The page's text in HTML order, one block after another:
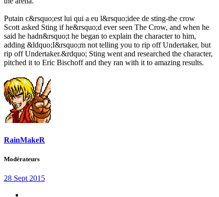
Putain c&rsquo;est lui qui a eu l&rsquo;idee de sting-the crow
Scott asked Sting if he&rsquo;d ever seen The Crow, and when he
said he hadn&rsquo;t he began to explain the character to him,
adding &ldquo;I&rsquo;m not telling you to rip off Undertaker, but
rip off Undertaker.&rdquo; Sting went and researched the character,
pitched it to Eric Bischoff and they ran with it to amazing results.
RainMakeR
Modérateurs
28 Sept 2015